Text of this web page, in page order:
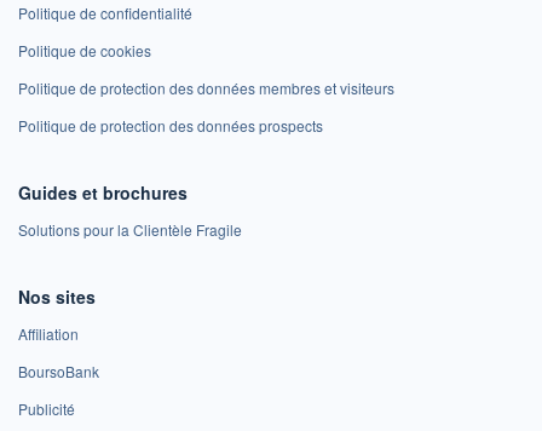
Politique de confidentialité
Politique de cookies
Politique de protection des données membres et visiteurs
Politique de protection des données prospects
Guides et brochures
Solutions pour la Clientèle Fragile
Nos sites
Affiliation
BoursoBank
Publicité